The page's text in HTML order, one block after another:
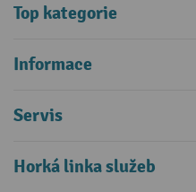
Top kategorie
Informace
Servis
Horká linka služeb